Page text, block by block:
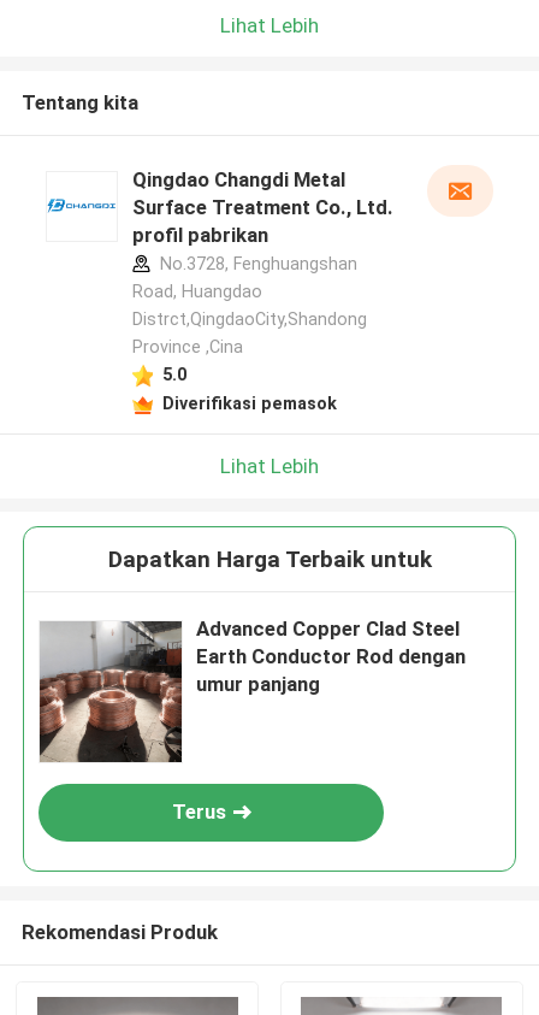
Lihat Lebih
Tentang kita
Qingdao Changdi Metal
Surface Treatment Co., Ltd.
profil pabrikan
No.3728, Fenghuangshan
Road, Huangdao
Distrct,QingdaoCity,Shandong
Province ,Cina
5.0
Diverifikasi pemasok
Lihat Lebih
Dapatkan Harga Terbaik untuk
Advanced Copper Clad Steel
Earth Conductor Rod dengan
umur panjang
Terus
Rekomendasi Produk